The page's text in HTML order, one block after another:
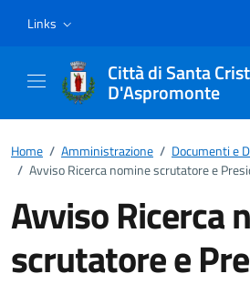
Links
Città di Santa
D'Aspromonte
Home / Amministrazione / Documenti e
/ Avviso Ricerca nomine scrutatore e
Avviso Ricerca
scrutatore e